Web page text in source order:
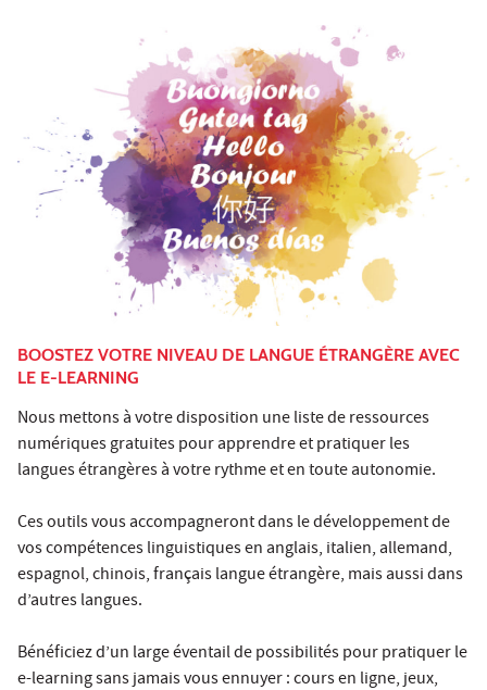
BOOSTEZ VOTRE NIVEAU DE LANGUE ÉTRANGÈRE AVEC
LE E-LEARNING
Nous mettons à votre disposition une liste de ressources
numériques gratuites pour apprendre et pratiquer les
langues étrangères à votre rythme et en toute autonomie.
Ces outils vous accompagneront dans le développement de
vos compétences linguistiques en anglais, italien, allemand,
espagnol, chinois, français langue étrangère, mais aussi dans
d’autres langues.
Bénéficiez d’un large éventail de possibilités pour pratiquer le
e-learning sans jamais vous ennuyer : cours en ligne, jeux,